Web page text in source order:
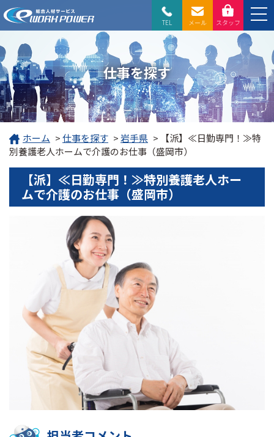
TEL メール スタッフ
仕事を探す
ホーム >仕事を探す >岩手県 >
【派】≪日勤専門！≫特
別養護老人ホームで介護のお仕事（盛岡市）
【派】≪日勤専門！≫特別養護老人ホー
ムで介護のお仕事（盛岡市）